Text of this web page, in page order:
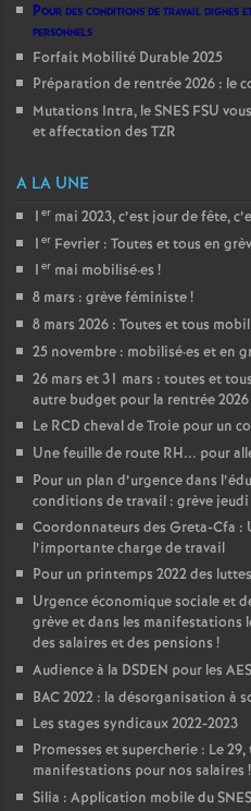
Pour des conditions de travail dignes
personnels
Forfait Mobilité Durable 2025
Préparation de rentrée 2026 : le
Mutations Intra, le SNES FSU
et affectation des TZR
A LA UNE
1 er mai 2023, c’est jour de fête,
1 er Fevrier : Toutes et tous en
1 er mai mobilisé·es !
8 mars : grève féministe!
8 mars 2026 : Toutes et tous
25 novembre : mobilisé·es et en
26 mars et 31 mars : toutes et
autre budget pour la rentrée 2026
Le RCD cheval de Troie pour un
Une feuille de route RH... pour
Pour un plan d’urgence dans
conditions de travail : grève
Coordonnateurs des Greta-Cfa :
l’importante charge de travail
Pour un printemps 2022 des luttes
Urgence économique sociale et
grève et dans les manifestations
des salaires et des pensions !
Audience à la DSDEN pour les
BAC 2022 : la désorganisation à
Les stages syndicaux 2022-2023
Promesses et supercherie : Le
manifestations pour nos salaires !
Silia : Application mobile du